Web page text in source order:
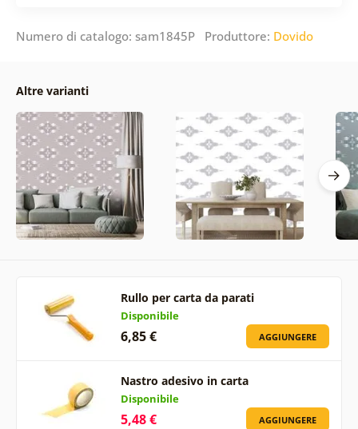
Numero di catalogo: sam1845P Produttore: Dovido
Altre varianti
Rullo per carta da parati
Disponibile
6,85 € AGGIUNGERE
Nastro adesivo in carta
Disponibile
5,48 € AGGIUNGERE